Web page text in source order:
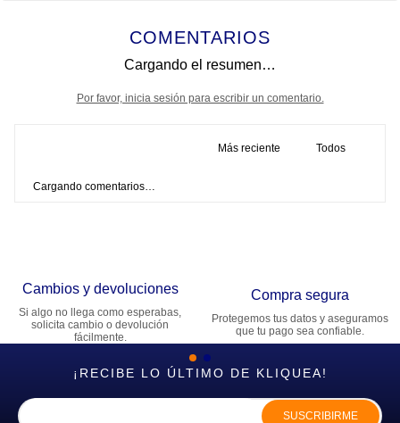
COMENTARIOS
Cargando el resumen…
Por favor, inicia sesión para escribir un comentario.
Más reciente Todos
Cargando comentarios…
Cambios y devoluciones
Si algo no llega como esperabas,
solicita cambio o devolución
fácilmente.
Compra segura
Protegemos tus datos y aseguramos
que tu pago sea confiable.
¡RECIBE LO ÚLTIMO DE KLIQUEA!
SUSCRIBIRME